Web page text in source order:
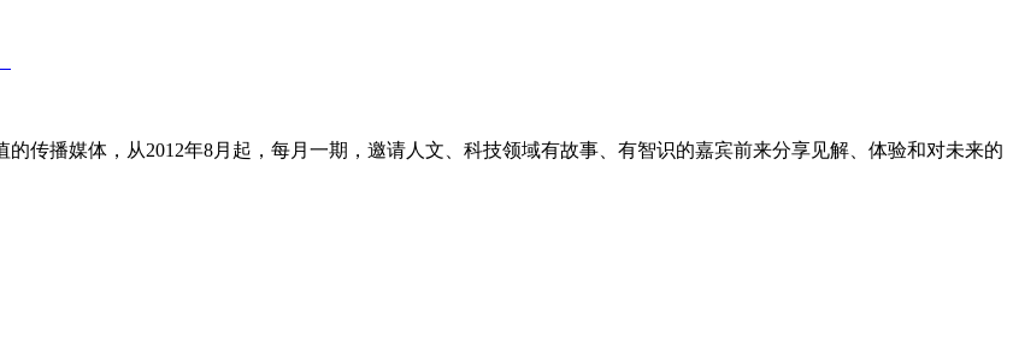
传播媒体，从2012年8月起，每月一期，邀请人文、科技领域有故事、有智识的嘉宾前来分享见解、体验和对未来的